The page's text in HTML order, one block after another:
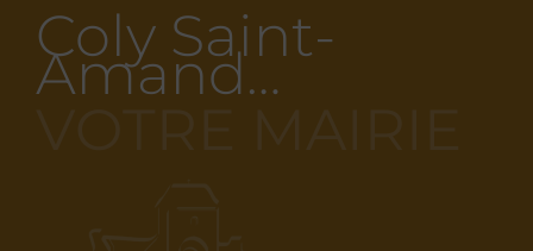
Coly Saint-
Amand…